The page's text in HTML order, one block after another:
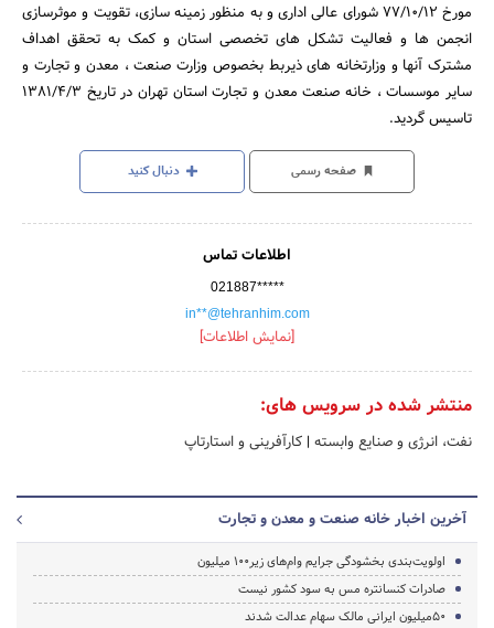
مورخ 77/10/12 شورای عالی اداری و به منظور زمینه سازی، تقویت و موثرسازی
انجمن ها و فعالیت تشکل های تخصصی استان و کمک به تحقق اهداف
مشترک آنها و وزارتخانه های ذیربط بخصوص وزارت صنعت ، معدن و تجارت و
سایر موسسات ، خانه صنعت معدن و تجارت استان تهران در تاریخ 1381/4/3
تاسیس گردید.
صفحه رسمی دنبال کنید
اطلاعات تماس
021887*****
in**@tehranhim.com
[نمایش اطلاعات]
منتشر شده در سرویس های:
نفت، انرژی و صنایع وابسته | کارآفرینی و استارتاپ
آخرین اخبار خانه صنعت و معدن و تجارت
اولویت‌بندی بخشودگی جرایم وام‌های زیر100 میلیون
صادرات کنسانتره مس به سود کشور نیست
50میلیون ایرانی مالک سهام عدالت شدند